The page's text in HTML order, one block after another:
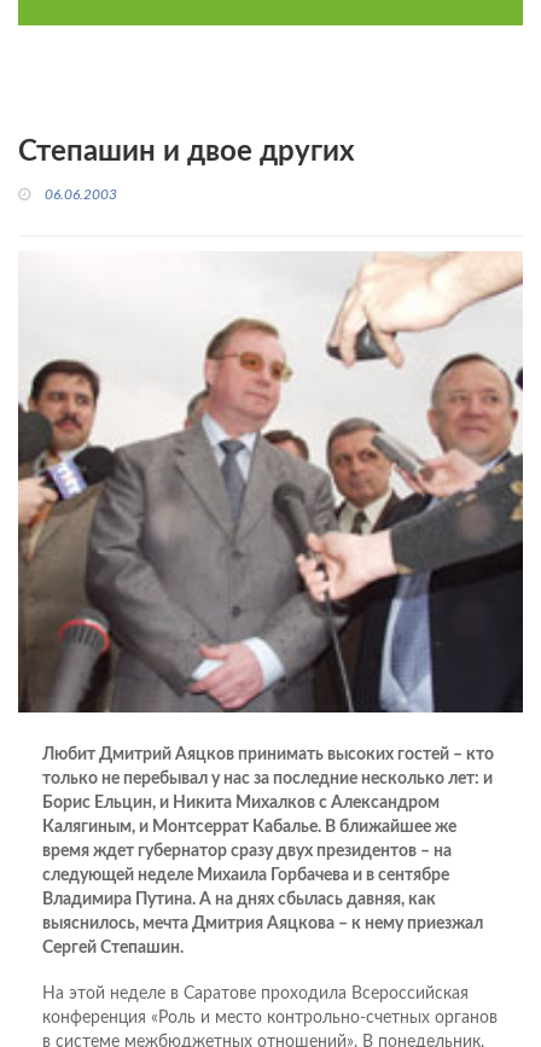
Степашин и двое других
06.06.2003
Любит Дмитрий Аяцков принимать высоких гостей – кто
только не перебывал у нас за последние несколько лет: и
Борис Ельцин, и Никита Михалков с Александром
Калягиным, и Монтсеррат Кабалье. В ближайшее же
время ждет губернатор сразу двух президентов – на
следующей неделе Михаила Горбачева и в сентябре
Владимира Путина. А на днях сбылась давняя, как
выяснилось, мечта Дмитрия Аяцкова – к нему приезжал
Сергей Степашин.
На этой неделе в Саратове проходила Всероссийская
конференция «Роль и место контрольно-счетных органов
в системе межбюджетных отношений». В понедельник,